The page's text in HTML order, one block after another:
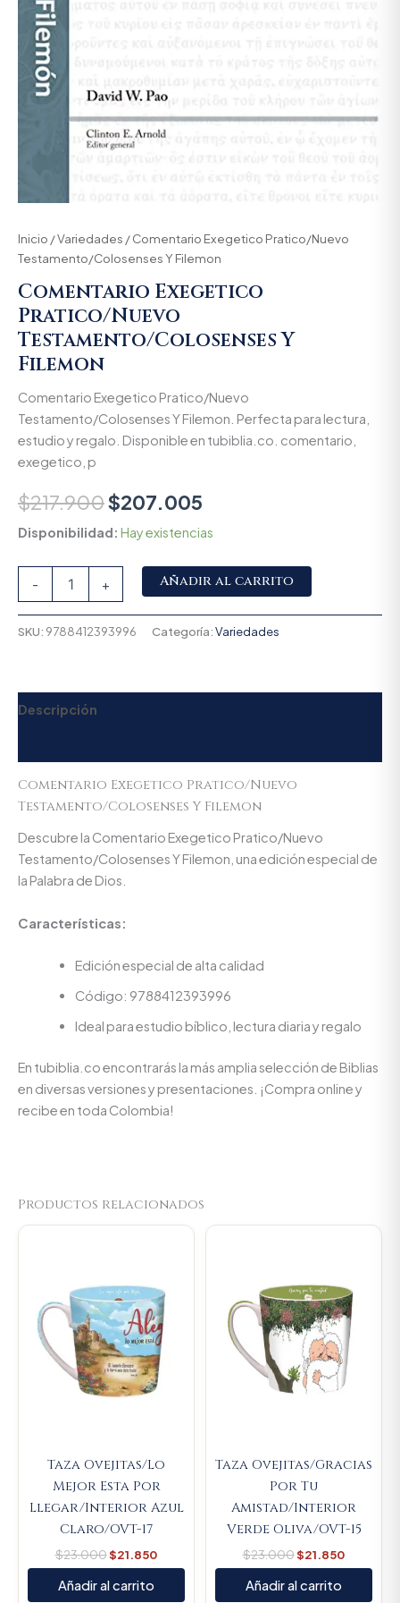
Inicio /Variedades / Comentario Exegetico Pratico/Nuevo
Testamento/Colosenses Y Filemon
Comentario Exegetico
Pratico/Nuevo
Testamento/Colosenses Y
Filemon
Comentario Exegetico Pratico/Nuevo
Testamento/Colosenses Y Filemon. Perfecta para lectura,
estudio y regalo. Disponible en tubiblia.co. comentario,
exegetico, p
$217.900$207.005
Disponibilidad: Hay existencias
- + Añadir al carrito
SKU: 9788412393996 Categoría:Variedades
Descripción
Comentario Exegetico Pratico/Nuevo
Testamento/Colosenses Y Filemon
Descubre la Comentario Exegetico Pratico/Nuevo
Testamento/Colosenses Y Filemon, una edición especial de
la Palabra de Dios.
Características:
Edición especial de alta calidad
Código: 9788412393996
Ideal para estudio bíblico, lectura diaria y regalo
En tubiblia.co encontrarás la más amplia selección de Biblias
en diversas versiones y presentaciones. ¡Compra online y
recibe en toda Colombia!
Productos relacionados
Taza Ovejitas/Lo
Mejor Esta Por
Llegar/Interior Azul
Claro/OVT-17
$23.000$21.850
Current
Añadir al carrito
Taza Ovejitas/Gracias
Por Tu
Amistad/Interior
Verde Oliva/OVT-15
$23.000$21.850
Current
Añadir al carrito